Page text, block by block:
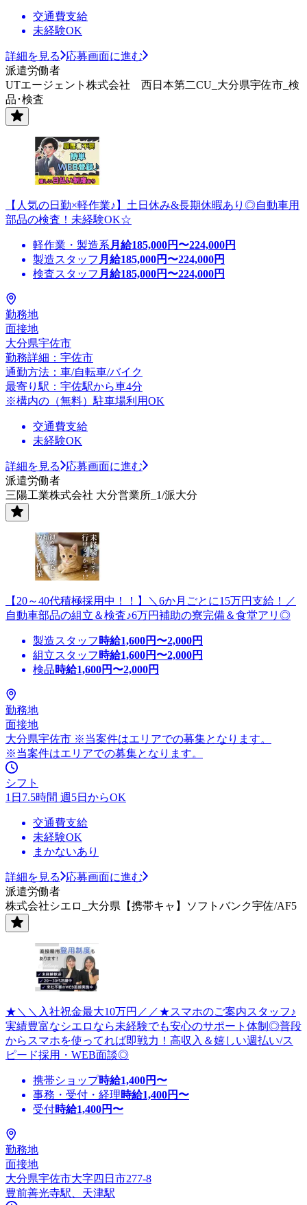
交通費支給
未経験OK
詳細を見る
応募画面に進む
派遣労働者
UTエージェント株式会社 西日本第二CU_大分県宇佐市_検
品･検査
【人気の日勤×軽作業♪】土日休み&長期休暇あり◎自動車用
部品の検査！未経験OK☆
軽作業・製造系 月給185,000円〜224,000円
製造スタッフ 月給185,000円〜224,000円
検査スタッフ 月給185,000円〜224,000円
勤務地
面接地
大分県宇佐市
勤務詳細：宇佐市
通勤方法：車/自転車/バイク
最寄り駅：宇佐駅から車4分
※構内の（無料）駐車場利用OK
交通費支給
未経験OK
詳細を見る
応募画面に進む
派遣労働者
三陽工業株式会社 大分営業所_1/派大分
【20～40代積極採用中！！】＼6か月ごとに15万円支給！／
自動車部品の組立＆検査♪6万円補助の寮完備＆食堂アリ◎
製造スタッフ 時給1,600円〜2,000円
組立スタッフ 時給1,600円〜2,000円
検品時給1,600円〜2,000円
勤務地
面接地
大分県宇佐市 ※当案件はエリアでの募集となります。
※当案件はエリアでの募集となります。
シフト
1日7.5時間 週5日からOK
交通費支給
未経験OK
まかないあり
詳細を見る
応募画面に進む
派遣労働者
株式会社シエロ_大分県【携帯キャ】ソフトバンク宇佐/AF5
★＼＼入社祝金最大10万円／／★スマホのご案内スタッフ♪
実績豊富なシエロなら未経験でも安心のサポート体制◎普段
からスマホを使ってれば即戦力！高収入＆嬉しい週払い/ス
ピード採用・WEB面談◎
携帯ショップ時給1,400円〜
事務・受付・経理時給1,400円〜
受付時給1,400円〜
勤務地
面接地
大分県宇佐市大字四日市277-8
豊前善光寺駅、天津駅